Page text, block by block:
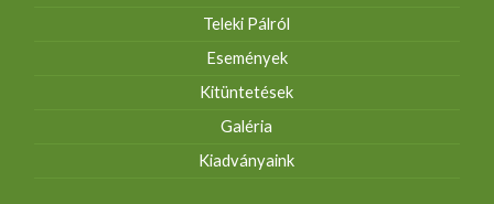
Teleki Pálról
Események
Kitüntetések
Galéria
Kiadványaink